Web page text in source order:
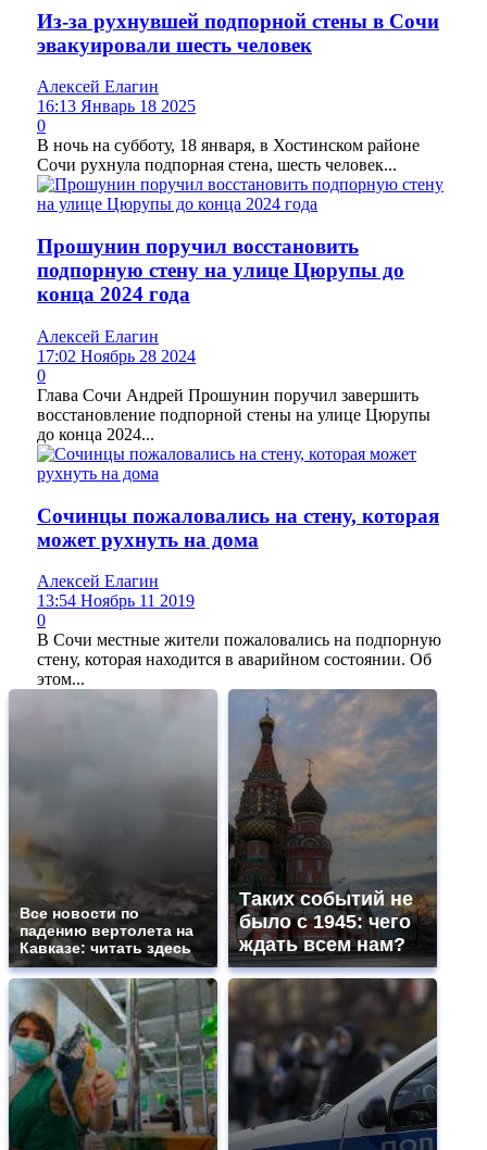
Из-за рухнувшей подпорной стены в Сочи
эвакуировали шесть человек
Алексей Елагин
16:13 Январь 18 2025
0
В ночь на субботу, 18 января, в Хостинском районе
Сочи рухнула подпорная стена, шесть человек...
Прошунин поручил восстановить
подпорную стену на улице Цюрупы до
конца 2024 года
Алексей Елагин
17:02 Ноябрь 28 2024
0
Глава Сочи Андрей Прошунин поручил завершить
восстановление подпорной стены на улице Цюрупы
до конца 2024...
Сочинцы пожаловались на стену, которая
может рухнуть на дома
Алексей Елагин
13:54 Ноябрь 11 2019
0
В Сочи местные жители пожаловались на подпорную
стену, которая находится в аварийном состоянии. Об
этом...
Все новости по
падению вертолета на
Кавказе: читать здесь
Таких событий не
было с 1945: чего
ждать всем нам?